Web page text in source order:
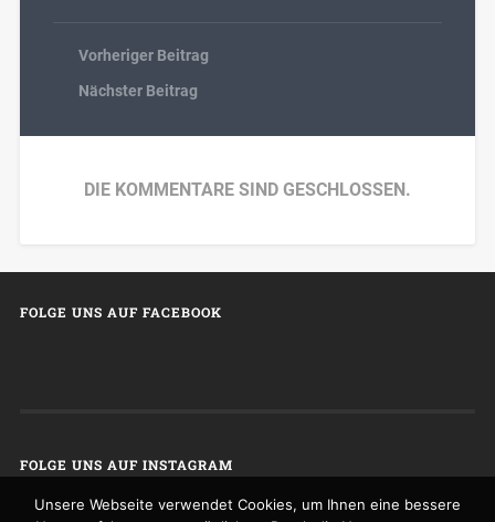
Vorheriger Beitrag
Nächster Beitrag
DIE KOMMENTARE SIND GESCHLOSSEN.
FOLGE UNS AUF FACEBOOK
FOLGE UNS AUF INSTAGRAM
Unsere Webseite verwendet Cookies, um Ihnen eine bessere